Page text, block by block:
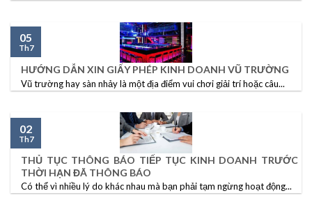
HƯỚNG DẪN XIN GIẤY PHÉP KINH DOANH VŨ TRƯỜNG
Vũ trường hay sàn nhảy là một địa điểm vui chơi giải trí hoặc câu...
05
Th7
THỦ TỤC THÔNG BÁO TIẾP TỤC KINH DOANH TRƯỚC
THỜI HẠN ĐÃ THÔNG BÁO
Có thể vì nhiều lý do khác nhau mà bạn phải tạm ngừng hoạt động...
02
Th7